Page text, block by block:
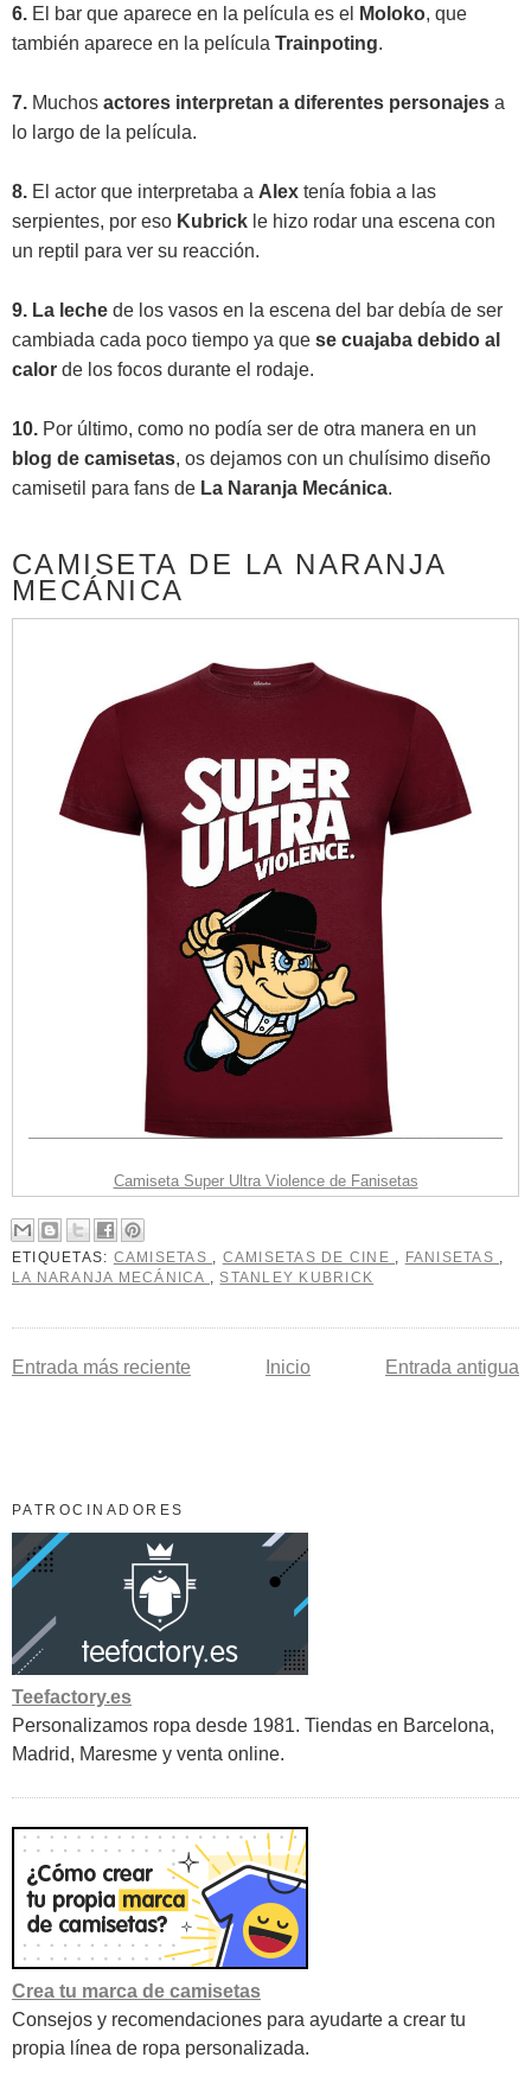
6. El bar que aparece en la película es el Moloko, que
también aparece en la película Trainpoting.
7. Muchos actores interpretan a diferentes personajes a
lo largo de la película.
8. El actor que interpretaba a Alex tenía fobia a las
serpientes, por eso Kubrick le hizo rodar una escena con
un reptil para ver su reacción.
9. La leche de los vasos en la escena del bar debía de ser
cambiada cada poco tiempo ya que se cuajaba debido al
calor de los focos durante el rodaje.
10. Por último, como no podía ser de otra manera en un
blog de camisetas, os dejamos con un chulísimo diseño
camisetil para fans de La Naranja Mecánica.
CAMISETA DE LA NARANJA
MECÁNICA
Camiseta Super Ultra Violence de Fanisetas
ETIQUETAS: CAMISETAS , CAMISETAS DE CINE , FANISETAS ,
LA NARANJA MECÁNICA ,STANLEY KUBRICK
Entrada más reciente Entrada antigua
Inicio
PATROCINADORES
Teefactory.es
Personalizamos ropa desde 1981. Tiendas en Barcelona,
Madrid, Maresme y venta online.
Crea tu marca de camisetas
Consejos y recomendaciones para ayudarte a crear tu
propia línea de ropa personalizada.